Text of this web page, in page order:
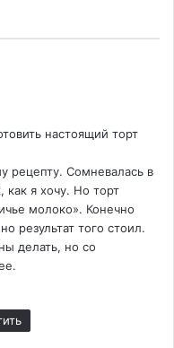
оборваться). Как
мягким.
цвета,
температуры и
Продолжая
сироп. Дать
массу. Аккуратно
выложить корж,
оставив примерно
настоящий торт
рецепту. Сомневалась в
как я хочу. Но торт
молоко». Конечно
результат того стоил.
делать, но со